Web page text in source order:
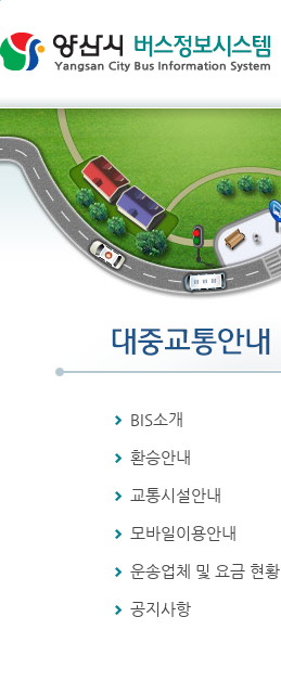
BIS소개
환승안내
교통시설안내
모바일이용안내
운송업체 및 요금 현황
공지사항